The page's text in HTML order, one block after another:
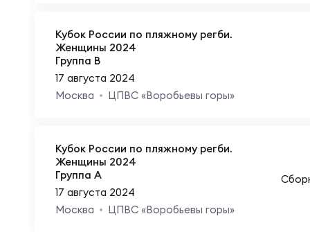
Кубок России по пляжному регби.
Женщины 2024
Группа B
17 августа 2024
Москва
ЦПВС «Воробьевы горы»
Кубок России по пляжному регби.
Женщины 2024
Группа A
17 августа 2024
Москва
ЦПВС «Воробьевы горы»